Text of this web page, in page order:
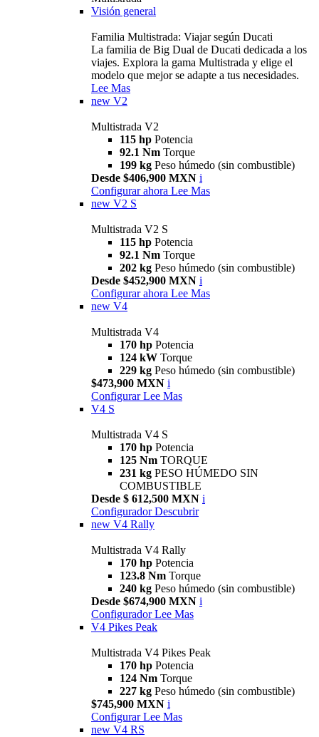
Visión general
Familia Multistrada: Viajar según Ducati
La familia de Big Dual de Ducati dedicada a los
viajes. Explora la gama Multistrada y elige el
modelo que mejor se adapte a tus necesidades.
Lee Mas
new V2
Multistrada V2
115 hp Potencia
92.1 Nm Torque
199 kg Peso húmedo (sin combustible)
Desde $406,900 MXN i
Configurar ahora Lee Mas
new V2 S
Multistrada V2 S
115 hp Potencia
92.1 Nm Torque
202 kg Peso húmedo (sin combustible)
Desde $452,900 MXN i
Configurar ahora Lee Mas
new V4
Multistrada V4
170 hp Potencia
124 kW Torque
229 kg Peso húmedo (sin combustible)
$473,900 MXN i
Configurar Lee Mas
V4 S
Multistrada V4 S
170 hp Potencia
125 Nm TORQUE
231 kg PESO HÚMEDO SIN
COMBUSTIBLE
Desde $ 612,500 MXN i
Configurador Descubrir
new V4 Rally
Multistrada V4 Rally
170 hp Potencia
123.8 Nm Torque
240 kg Peso húmedo (sin combustible)
Desde $674,900 MXN i
Configurador Lee Mas
V4 Pikes Peak
Multistrada V4 Pikes Peak
170 hp Potencia
124 Nm Torque
227 kg Peso húmedo (sin combustible)
$745,900 MXN i
Configurar Lee Mas
new V4 RS